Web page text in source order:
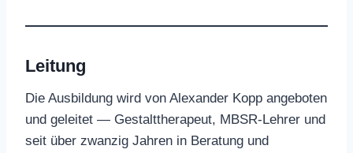
Leitung
Die Ausbildung wird von Alexander Kopp angeboten
und geleitet — Gestalttherapeut, MBSR-Lehrer und
seit über zwanzig Jahren in Beratung und